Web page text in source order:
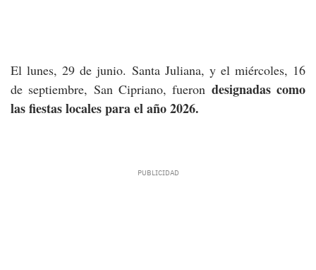
El lunes, 29 de junio. Santa Juliana, y el miércoles, 16
de septiembre, San Cipriano, fueron designadas como
las fiestas locales para el año 2026.